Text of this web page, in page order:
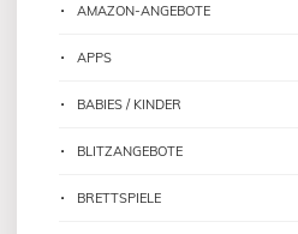
AMAZON-ANGEBOTE
APPS
BABIES / KINDER
BLITZANGEBOTE
BRETTSPIELE